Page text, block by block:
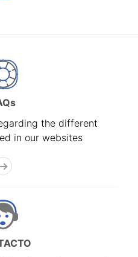
the different
in our websites